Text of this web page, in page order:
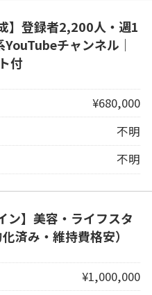
】登録者2,200人・週1
チャンネル｜
付
¥680,000
不明
不明
ン】美容・ライフスタ
済み・維持費格安）
¥1,000,000